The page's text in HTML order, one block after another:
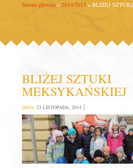
Strona główna » 2014/2015 »BLIŻEJ
BLIŻEJ SZTUKI
MEKSYKAŃSKIEJ
DATA: 23 LISTOPADA, 2014